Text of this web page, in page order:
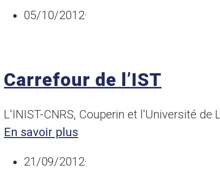
05/10/2012·
Carrefour de l’IST
L'INIST-CNRS, Couperin et l'Université
En savoir plus
21/09/2012·